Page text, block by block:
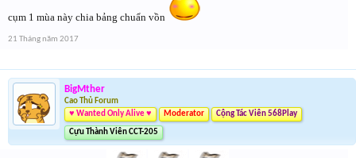
cụm 1 mùa này chia bảng chuẩn vồn
21 Tháng năm 2017
BigMther
Cao Thủ Forum
♥ Wanted Only Alive ♥
Moderator Cộng Tác Viên 568Play
Cựu Thành Viên CCT-205